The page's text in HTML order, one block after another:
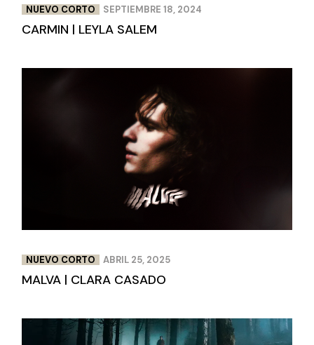
NUEVO CORTO SEPTIEMBRE 18, 2024
CARMIN | LEYLA SALEM
NUEVO CORTO ABRIL 25, 2025
MALVA | CLARA CASADO